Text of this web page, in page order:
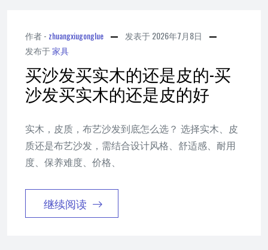
作者 - zhuangxiugonglue 发表于2026年7月8日
发布于家具
买沙发买实木的还是皮的-买
沙发买实木的还是皮的好
实木，皮质，布艺沙发到底怎么选？ 选择实木、皮
质还是布艺沙发，需结合设计风格、舒适感、耐用
度、保养难度、价格、
继续阅读